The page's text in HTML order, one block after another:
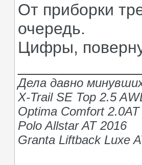
От приборки
очередь.
Цифры,
Дела давно
X-Trail SE Top 2.5
Optima Comfort
Polo Allstar AT 2016
Granta Liftback Luxe